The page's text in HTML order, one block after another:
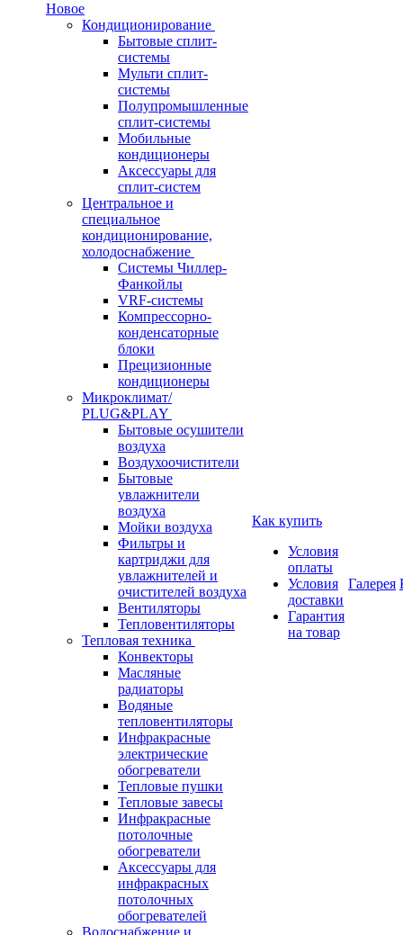
Новое
Кондиционирование
Бытовые сплит-
системы
Мульти сплит-
системы
Полупромышленные
сплит-системы
Мобильные
кондиционеры
Аксессуары для
сплит-систем
Центральное и
специальное
кондиционирование,
холодоснабжение
Системы Чиллер-
Фанкойлы
VRF-системы
Компрессорно-
конденсаторные
блоки
Прецизионные
кондиционеры
Микроклимат/
PLUG&PLAY
Бытовые осушители
воздуха
Воздухоочистители
Бытовые
увлажнители
воздуха
Мойки воздуха
Фильтры и
картриджи для
увлажнителей и
очистителей воздуха
Вентиляторы
Тепловентиляторы
Тепловая техника
Конвекторы
Масляные
радиаторы
Водяные
тепловентиляторы
Инфракрасные
электрические
обогреватели
Тепловые пушки
Тепловые завесы
Инфракрасные
потолочные
обогреватели
Аксессуары для
инфракрасных
потолочных
обогревателей
Водоснабжение и
Как купить
Условия
оплаты
Условия
доставки
Гарантия
на товар
Галерея